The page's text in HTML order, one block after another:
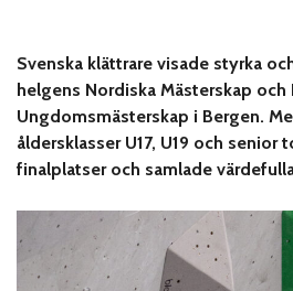
Svenska klättrare visade styrka
helgens Nordiska Mästerskap och
Ungdomsmästerskap i Bergen.
åldersklasser U17, U19 och senior
finalplatser och samlade